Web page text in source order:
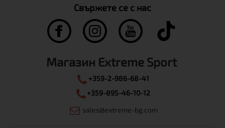
Свържете се с нас
Магазин Extreme Sport
+359-2-986-68-41
+359-895-46-10-12
sales@extreme-bg.com